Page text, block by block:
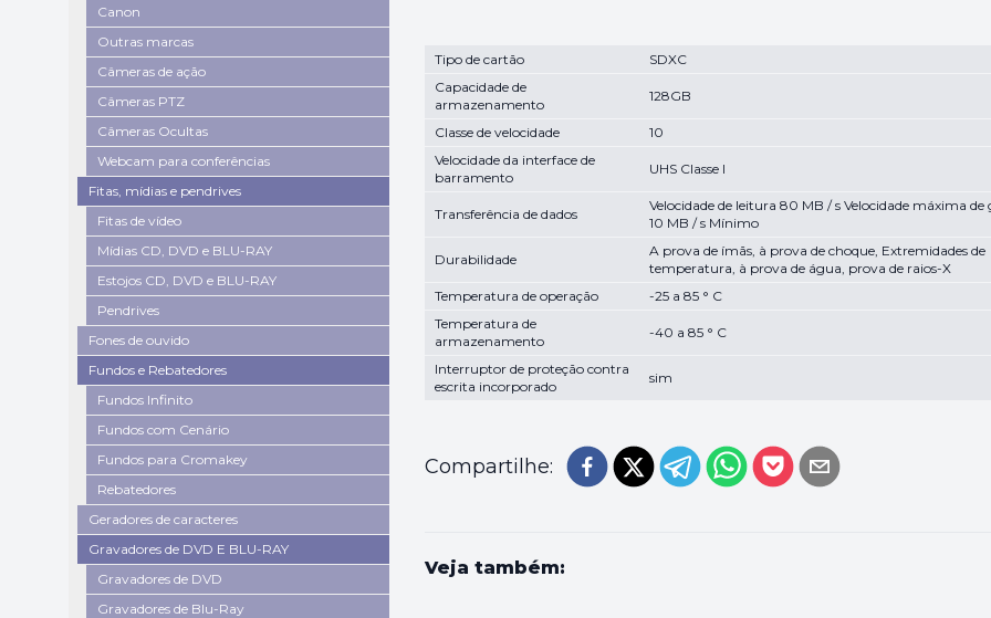
Canon
Outras marcas
Câmeras de ação
Câmeras PTZ
Câmeras Ocultas
Webcam para conferências
Fitas, mídias e pendrives
Fitas de vídeo
Mídias CD, DVD e BLU-RAY
Estojos CD, DVD e BLU-RAY
Pendrives
Fones de ouvido
Fundos e Rebatedores
Fundos Infinito
Fundos com Cenário
Fundos para Cromakey
Rebatedores
Geradores de caracteres
Gravadores de DVD E BLU-RAY
Gravadores de DVD
Gravadores de Blu-Ray
Tipo de cartão
SDXC
Capacidade de
armazenamento
128GB
Classe de velocidade
10
Velocidade da interface de
barramento
UHS Classe I
Transferência de dados
Velocidade de leitura 80 MB / s Velocidade máxima de
10 MB / s Mínimo
Durabilidade
A prova de ímãs, à prova de choque, Extremidades de
temperatura, à prova de água, prova de raios-X
Temperatura de operação
-25 a 85 ° C
Temperatura de
armazenamento
-40 a 85 ° C
Interruptor de proteção contra
escrita incorporado
sim
Compartilhe:
Veja também: